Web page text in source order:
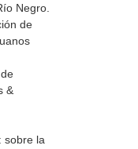
Negro.
de
&
sobre la